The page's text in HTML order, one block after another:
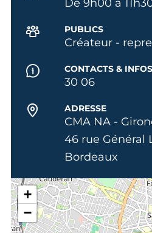
De 9h00 à
PUBLICS
Créateur -
CONTACTS & INFOS
30 06
ADRESSE
CMA NA -
46 rue Général
Bordeaux
+
−